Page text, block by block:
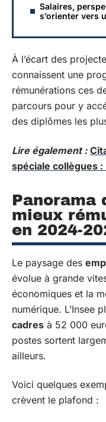
Salaires,
s’orienter vers
À l’écart des
connaissent une
rémunérations ces
parcours pour y
des diplômes les
Lire également :
spéciale collègues
Panorama
mieux
en 2024-
Le paysage des
évolue à grande
économiques et la
numérique. L’Insee
cadres à 52 000
postes sortent
ailleurs.
Voici quelques
crèvent le plafond :